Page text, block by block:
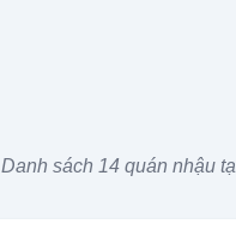
Danh sách 14 quán nhậu